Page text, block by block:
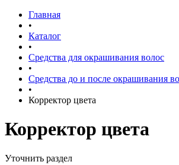
Главная
•
Каталог
•
Средства для окрашивания волос
•
Средства до и после окрашивания
•
Корректор цвета
Корректор цвета
Уточнить раздел